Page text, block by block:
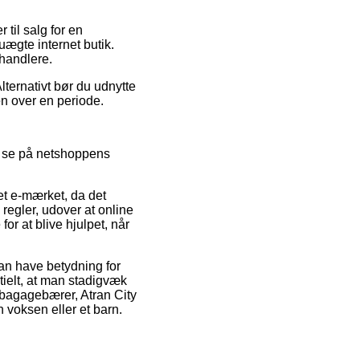
til salg for en
internet butik.
bør du udnytte
over en periode.
på netshoppens
e-mærket, da det
udover at online
at blive hjulpet, når
have betydning for
at man stadigvæk
Atran City
voksen eller et barn.